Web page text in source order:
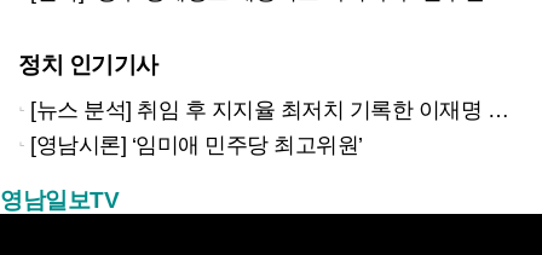
정치 인기기사
[뉴스 분석] 취임 후 지지율 최저치 기록한 이재명 대통령…왜?
[영남시론] ‘임미애 민주당 최고위원’
영남일보TV